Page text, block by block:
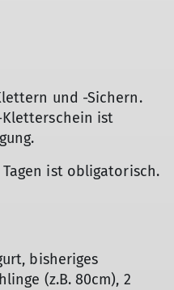
und -Sichern.
ist
ist obligatorisch.
bisheriges
(z.B. 80cm), 2